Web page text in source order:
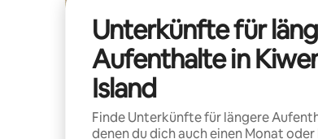
Unterkünfte für
Aufenthalte in
Island
Finde Unterkünfte für längere
denen du dich auch einen Monat